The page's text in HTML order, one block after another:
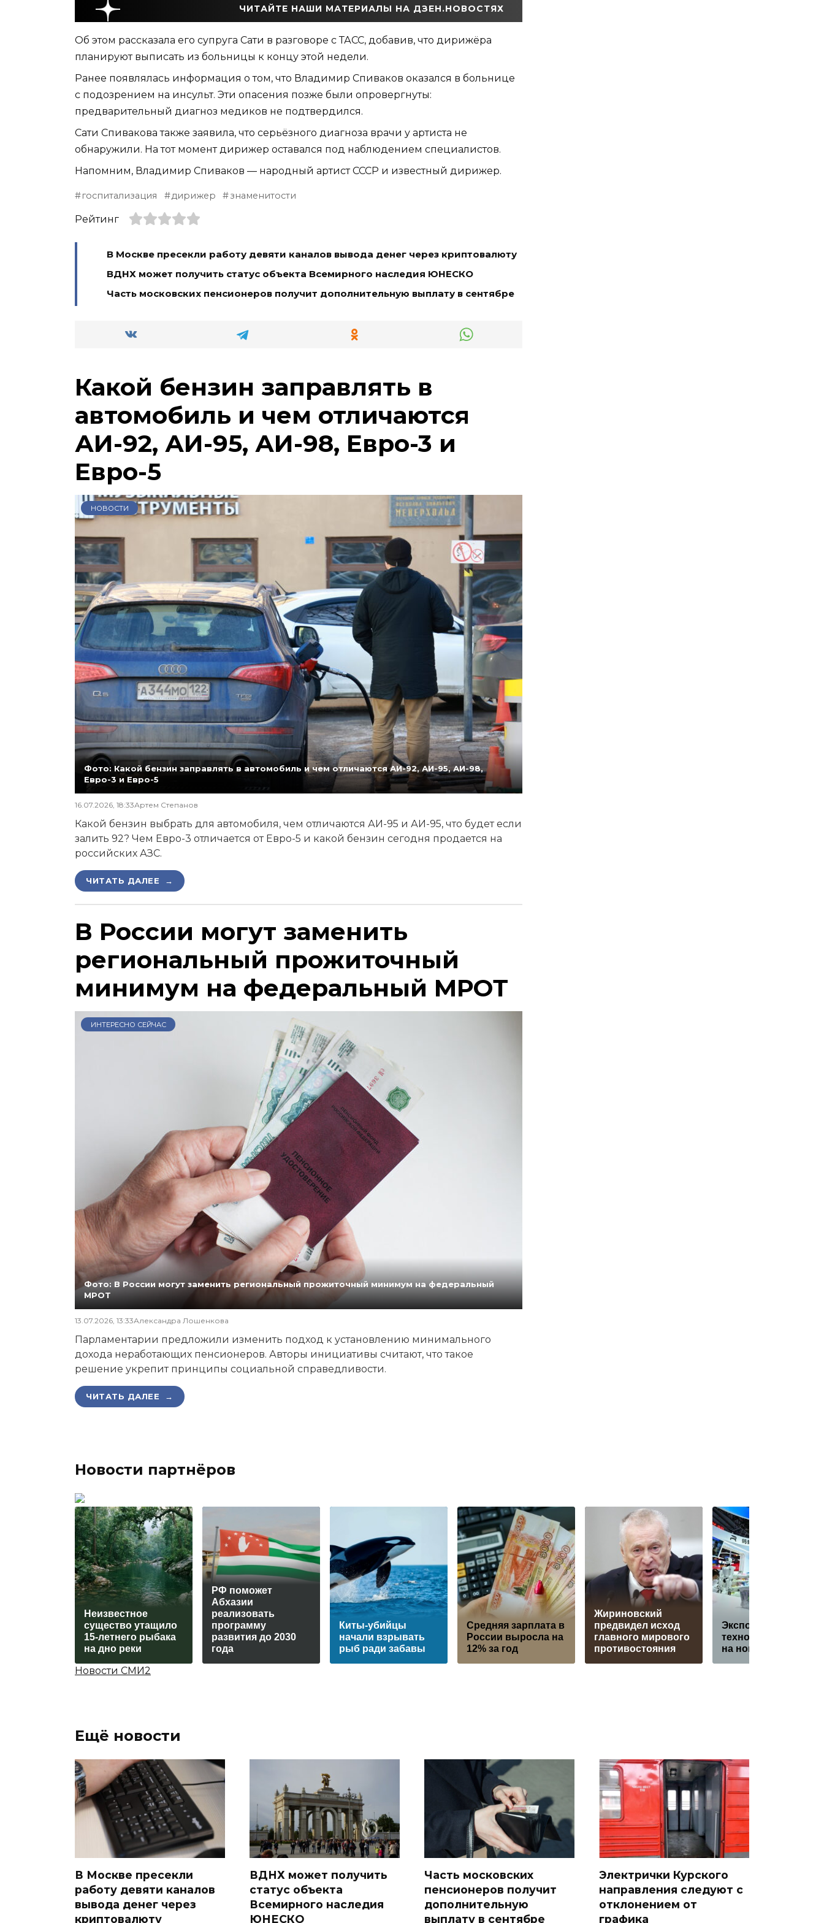
ЧИТАЙТЕ НАШИ МАТЕРИАЛЫ НА ДЗЕН.НОВОСТЯХ
Об этом рассказала его супруга Сати в разговоре с ТАСС, добавив, что дирижёра
планируют выписать из больницы к концу этой недели.
Ранее появлялась информация о том, что Владимир Спиваков оказался в больнице
с подозрением на инсульт. Эти опасения позже были опровергнуты:
предварительный диагноз медиков не подтвердился.
Сати Спивакова также заявила, что серьёзного диагноза врачи у артиста не
обнаружили. На тот момент дирижер оставался под наблюдением специалистов.
Напомним, Владимир Спиваков — народный артист СССР и известный дирижер.
госпитализация дирижер знаменитости
Рейтинг
В Москве пресекли работу девяти каналов вывода денег через криптовалюту
ВДНХ может получить статус объекта Всемирного наследия ЮНЕСКО
Часть московских пенсионеров получит дополнительную выплату в сентябре
Какой бензин заправлять в
автомобиль и чем отличаются
АИ-92, АИ-95, АИ-98, Евро-3 и
Евро-5
НОВОСТИ
Фото: Какой бензин заправлять в автомобиль и чем отличаются АИ-92, АИ-95, АИ-98,
Евро-3 и Евро-5
16.07.2026, 18:33Артем Степанов
Какой бензин выбрать для автомобиля, чем отличаются АИ-95 и АИ-95, что будет если
залить 92? Чем Евро-3 отличается от Евро-5 и какой бензин сегодня продается на
российских АЗС.
ЧИТАТЬ ДАЛЕЕ →
В России могут заменить
региональный прожиточный
минимум на федеральный МРОТ
ИНТЕРЕСНО СЕЙЧАС
Фото: В России могут заменить региональный прожиточный минимум на федеральный
МРОТ
13.07.2026, 13:33Александра Лошенкова
Парламентарии предложили изменить подход к установлению минимального
дохода неработающих пенсионеров. Авторы инициативы считают, что такое
решение укрепит принципы социальной справедливости.
ЧИТАТЬ ДАЛЕЕ →
Новости партнёров
Неизвестное
существо утащило
15-летнего рыбака
на дно реки
РФ поможет
Абхазии
реализовать
программу
развития до 2030
года
Киты-убийцы
начали взрывать
рыб ради забавы
Средняя зарплата в
России выросла на
12% за год
Жириновский
предвидел исход
главного мирового
противостояния
Экспорт Китаем ИИ-
технологий вышел
на новый уровень
Новости СМИ2
Ещё новости
В Москве пресекли
работу девяти каналов
вывода денег через
криптовалюту
ВДНХ может получить
статус объекта
Всемирного наследия
ЮНЕСКО
Часть московских
пенсионеров получит
дополнительную
выплату в сентябре
Электрички Курского
направления следуют с
отклонением от
графика